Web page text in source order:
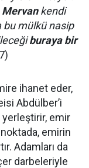
kendi
bu mülkü nasip
buraya bir
ihanet eder,
Abdülber’i
yerleştirir, emir
emirin
Adamları da
darbeleriyle